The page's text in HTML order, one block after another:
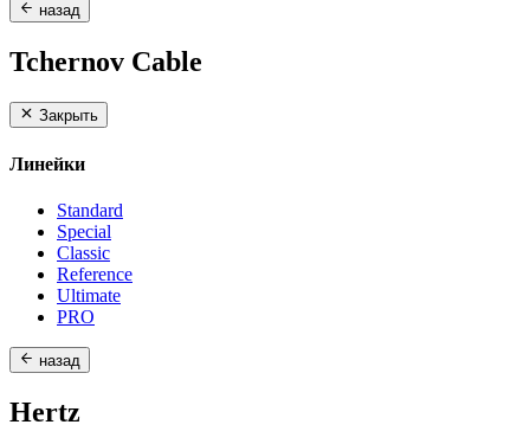
назад
Tchernov Cable
Закрыть
Линейки
Standard
Special
Classic
Reference
Ultimate
PRO
назад
Hertz